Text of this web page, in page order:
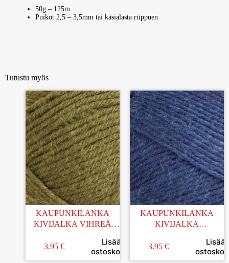
50g – 125m
Puikot 2,5 – 3,5mm tai käsialasta riippuen
Tutustu myös
KAUPUNKILANKA
KIVIJALKA VIHREÄ
3.95 €
Lisää
ostoskoriin
KAUPUNKILANKA
KIVIJALKA
3.95 €
Lisää